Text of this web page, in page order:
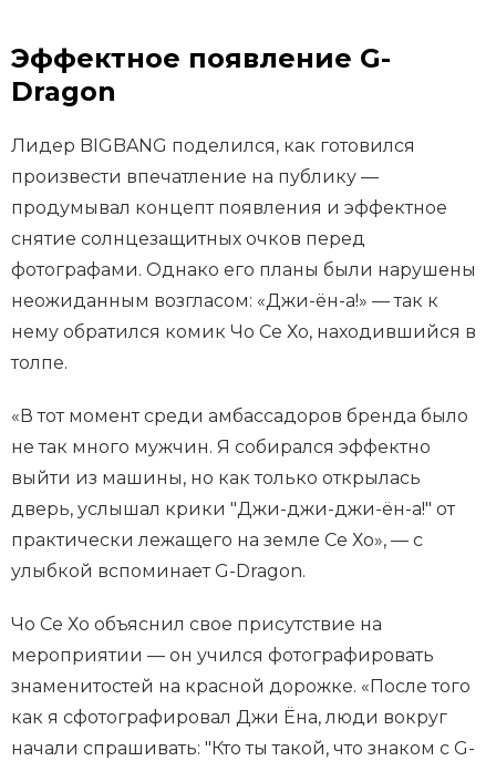
Эффектное появление G-
Dragon
Лидер BIGBANG поделился, как готовился
произвести впечатление на публику —
продумывал концепт появления и эффектное
снятие солнцезащитных очков перед
фотографами. Однако его планы были нарушены
неожиданным возгласом: «Джи-ён-а!» — так к
нему обратился комик Чо Се Хо, находившийся в
толпе.
«В тот момент среди амбассадоров бренда было
не так много мужчин. Я собирался эффектно
выйти из машины, но как только открылась
дверь, услышал крики "Джи-джи-джи-ён-а!" от
практически лежащего на земле Се Хо», — с
улыбкой вспоминает G-Dragon.
Чо Се Хо объяснил свое присутствие на
мероприятии — он учился фотографировать
знаменитостей на красной дорожке. «После того
как я сфотографировал Джи Ёна, люди вокруг
начали спрашивать: "Кто ты такой, что знаком с G-